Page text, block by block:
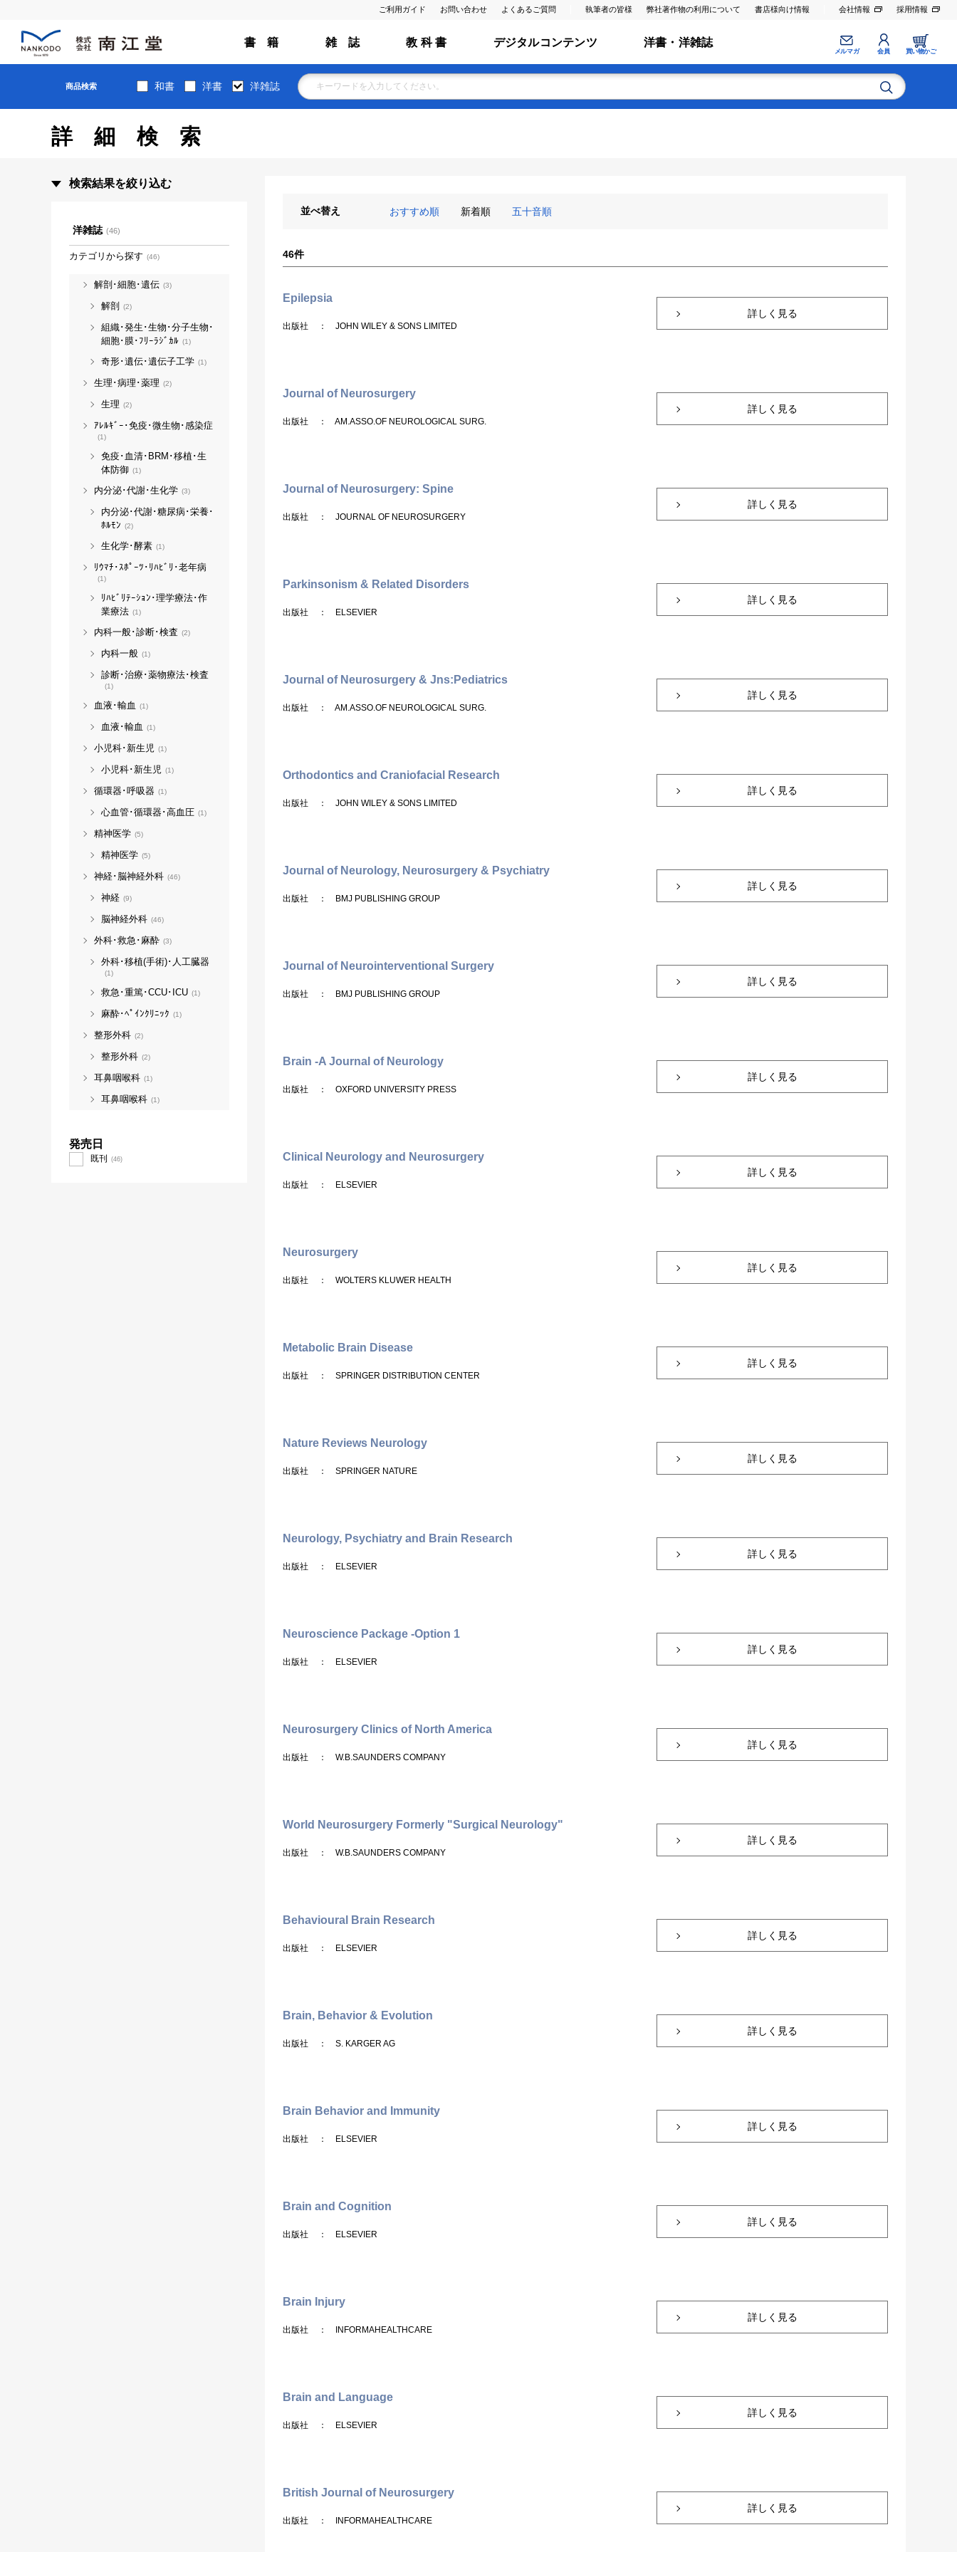
ご利用ガイド お問い合わせ よくあるご質問 執筆者の皆様 弊社著作物の利用について 書店様向け情報 会社情報 採用情報
書 籍 雑 誌 教 科 書 デジタルコンテンツ 洋書・洋雑誌
メルマガ 会員 買い物かご
商品検索 和書 洋書 洋雑誌
詳細検索
並べ替え おすすめ順 新着順 五十音順
46件
Epilepsia
出版社 ： JOHN WILEY & SONS LIMITED
詳しく見る
Journal of Neurosurgery
出版社 ： AM.ASSO.OF NEUROLOGICAL SURG.
詳しく見る
Journal of Neurosurgery: Spine
出版社 ： JOURNAL OF NEUROSURGERY
詳しく見る
Parkinsonism & Related Disorders
出版社 ： ELSEVIER
詳しく見る
Journal of Neurosurgery & Jns:Pediatrics
出版社 ： AM.ASSO.OF NEUROLOGICAL SURG.
詳しく見る
Orthodontics and Craniofacial Research
出版社 ： JOHN WILEY & SONS LIMITED
詳しく見る
Journal of Neurology, Neurosurgery & Psychiatry
出版社 ： BMJ PUBLISHING GROUP
詳しく見る
Journal of Neurointerventional Surgery
出版社 ： BMJ PUBLISHING GROUP
詳しく見る
Brain -A Journal of Neurology
出版社 ： OXFORD UNIVERSITY PRESS
詳しく見る
Clinical Neurology and Neurosurgery
出版社 ： ELSEVIER
詳しく見る
Neurosurgery
出版社 ： WOLTERS KLUWER HEALTH
詳しく見る
Metabolic Brain Disease
出版社 ： SPRINGER DISTRIBUTION CENTER
詳しく見る
Nature Reviews Neurology
出版社 ： SPRINGER NATURE
詳しく見る
Neurology, Psychiatry and Brain Research
出版社 ： ELSEVIER
詳しく見る
Neuroscience Package -Option 1
出版社 ： ELSEVIER
詳しく見る
Neurosurgery Clinics of North America
出版社 ： W.B.SAUNDERS COMPANY
詳しく見る
World Neurosurgery Formerly "Surgical Neurology"
出版社 ： W.B.SAUNDERS COMPANY
詳しく見る
Behavioural Brain Research
出版社 ： ELSEVIER
詳しく見る
Brain, Behavior & Evolution
出版社 ： S. KARGER AG
詳しく見る
Brain Behavior and Immunity
出版社 ： ELSEVIER
詳しく見る
Brain and Cognition
出版社 ： ELSEVIER
詳しく見る
Brain Injury
出版社 ： INFORMAHEALTHCARE
詳しく見る
Brain and Language
出版社 ： ELSEVIER
詳しく見る
British Journal of Neurosurgery
出版社 ： INFORMAHEALTHCARE
詳しく見る
検索結果を絞り込む
洋雑誌 (46)
カテゴリから探す (46)
解剖･細胞･遺伝 (3)
解剖 (2)
組織･発生･生物･分子生物･
細胞･膜･ﾌﾘｰﾗｼﾞｶﾙ (1)
奇形･遺伝･遺伝子工学 (1)
生理･病理･薬理 (2)
生理 (2)
ｱﾚﾙｷﾞｰ･免疫･微生物･感染症
(1)
免疫･血清･BRM･移植･生
体防御 (1)
内分泌･代謝･生化学 (3)
内分泌･代謝･糖尿病･栄養･
ﾎﾙﾓﾝ (2)
生化学･酵素 (1)
ﾘｳﾏﾁ･ｽﾎﾟｰﾂ･ﾘﾊﾋﾞﾘ･老年病
(1)
ﾘﾊﾋﾞﾘﾃｰｼｮﾝ･理学療法･作
業療法 (1)
内科一般･診断･検査 (2)
内科一般 (1)
診断･治療･薬物療法･検査
(1)
血液･輸血 (1)
血液･輸血 (1)
小児科･新生児 (1)
小児科･新生児 (1)
循環器･呼吸器 (1)
心血管･循環器･高血圧 (1)
精神医学 (5)
精神医学 (5)
神経･脳神経外科 (46)
神経 (9)
脳神経外科 (46)
外科･救急･麻酔 (3)
外科･移植(手術)･人工臓器
(1)
救急･重篤･CCU･ICU (1)
麻酔･ﾍﾟｲﾝｸﾘﾆｯｸ (1)
整形外科 (2)
整形外科 (2)
耳鼻咽喉科 (1)
耳鼻咽喉科 (1)
発売日
既刊 (46)